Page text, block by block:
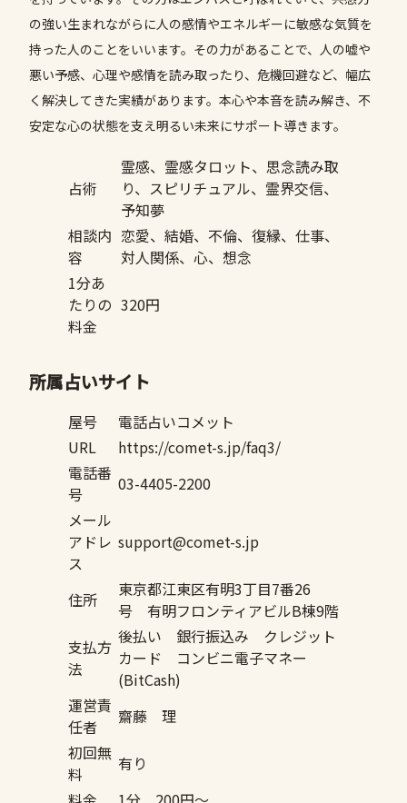
の強い生まれながらに人の感情やエネルギーに敏感な気質を
持った人のことをいいます。その力があることで、人の嘘や
悪い予感、心理や感情を読み取ったり、危機回避など、幅広
く解決してきた実績があります。本心や本音を読み解き、不
安定な心の状態を支え明るい未来にサポート導きます。
占術
霊感、霊感タロット、思念読み取
り、スピリチュアル、霊界交信、
予知夢
相談内
容
恋愛、結婚、不倫、復縁、仕事、
対人関係、心、想念
1分あ
たりの
料金
320円
所属占いサイト
屋号
電話占いコメット
URL
https://comet-s.jp/faq3/
電話番
号
03-4405-2200
メール
アドレ
ス
support@comet-s.jp
住所
東京都江東区有明3丁目7番26
号 有明フロンティアビルB棟9階
支払方
法
後払い 銀行振込み クレジット
カード コンビニ電子マネー
(BitCash)
運営責
任者
齋藤 理
初回無
料
有り